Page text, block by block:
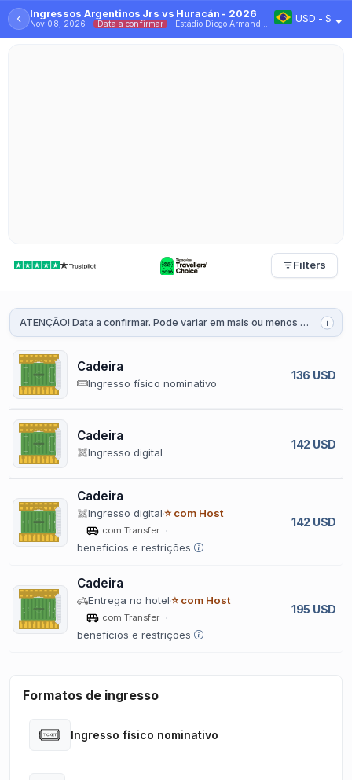
‹ Ingressos Argentinos Jrs vs Huracán - 2026
Nov 08, 2026 · Data a confirmar · Estádio Diego Armando Maradona USD - $
Filters
ATENÇÃO! Data a confirmar. Pode variar em mais ou menos 2 dias. Será confirmada 1 ou 2 semanas antes da partida. i
Cadeira
Ingresso físico nominativo
136 USD
Cadeira
Ingresso digital
142 USD
Cadeira
Ingresso digital⭐ com Host
com Transfer
benefícios e restrições
142 USD
Cadeira
Entrega no hotel⭐ com Host
com Transfer
benefícios e restrições
195 USD
Formatos de ingresso
Ingresso físico nominativo
Open